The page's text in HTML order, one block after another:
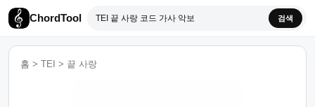
ChordTool 검색
홈 > TEI > 끝 사랑